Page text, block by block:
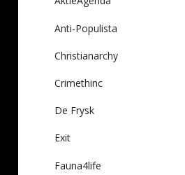
Anti-Populista
Christianarchy
Crimethinc
De Frysk
Exit
Fauna4life